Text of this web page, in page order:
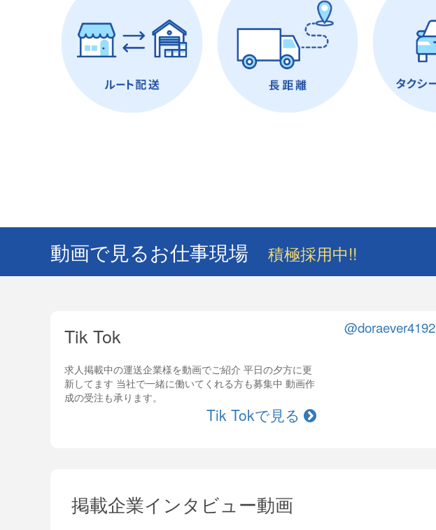
動画で見るお仕事現場 積極採用中!!
Tik Tok
求人掲載中の運送企業様を動画でご紹介 平日の夕方に更
新してます 当社で一緒に働いてくれる方も募集中 動画作
成の受注も承ります。
Tik Tokで見る
@doraever4192
掲載企業インタビュー動画